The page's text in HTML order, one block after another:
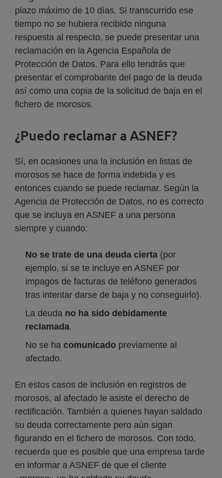
plazo máximo de 10 días. Si transcurrido ese
tiempo no se hubiera recibido ninguna
respuesta al respecto, se puede presentar una
reclamación en la Agencia Española de
Protección de Datos. Para ello tendrás que
presentar el comprobante del pago de la deuda
así como una copia de la solicitud de baja en el
fichero de morosos.
¿Puedo reclamar a ASNEF?
Sí, en ocasiones una la inclusión en listas de
morosos se hace de forma indebida y es
entonces cuando se puede reclamar. Según la
Agencia de Protección de Datos, no es correcto
que se incluya en ASNEF a una persona
siempre y cuando:
No se trate de una deuda cierta (por
ejemplo, si se te incluye en ASNEF por
impagos de facturas de teléfono generados
tras intentar darse de baja y no conseguirlo).
La deuda no ha sido debidamente
reclamada.
No se ha comunicado previamente al
afectado.
En estos casos de inclusión en registros de
morosos, al afectado le asiste el derecho de
rectificación. También a quienes hayan saldado
su deuda correctamente pero aún sigan
figurando en el fichero de morosos. Con todo,
recuerda que es posible que una empresa tarde
en informar a ASNEF de que el cliente